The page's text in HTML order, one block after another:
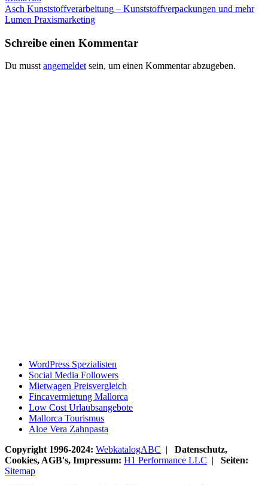
Asch Kunststoffverarbeitung – Kunststoffverpackungen und mehr
Lumen Praxismarketing
Schreibe einen Kommentar
Du musst angemeldet sein, um einen Kommentar abzugeben.
WordPress Spezialisten
Social Media Followers
Mietwagen Preisvergleich
Fincavermietung Mallorca
Low Cost Urlaubsangebote
Mallorca Tourismus
Aloe Vera Zahnpasta
Copyright 1996-2024: WebkatalogABC | Datenschutz,
Cookies, AGB's, Impressum: H1 Performance LLC | Seiten:
Sitemap